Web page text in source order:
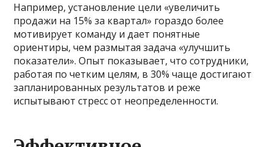
Например, установление цели «увеличить
продажи на 15% за квартал» гораздо более
мотивирует команду и дает понятные
ориентиры, чем размытая задача «улучшить
показатели». Опыт показывает, что сотрудники,
работая по четким целям, в 30% чаще достигают
запланированных результатов и реже
испытывают стресс от неопределенности.